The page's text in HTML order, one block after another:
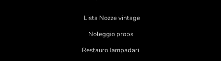
Lista Nozze vintage
Noleggio props
Restauro lampadari